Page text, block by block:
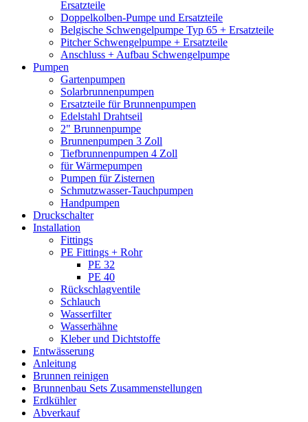
Ersatzteile
Doppelkolben-Pumpe und Ersatzteile
Belgische Schwengelpumpe Typ 65 + Ersatzteile
Pitcher Schwengelpumpe + Ersatzteile
Anschluss + Aufbau Schwengelpumpe
Pumpen
Gartenpumpen
Solarbrunnenpumpen
Ersatzteile für Brunnenpumpen
Edelstahl Drahtseil
2" Brunnenpumpe
Brunnenpumpen 3 Zoll
Tiefbrunnenpumpen 4 Zoll
für Wärmepumpen
Pumpen für Zisternen
Schmutzwasser-Tauchpumpen
Handpumpen
Druckschalter
Installation
Fittings
PE Fittings + Rohr
PE 32
PE 40
Rückschlagventile
Schlauch
Wasserfilter
Wasserhähne
Kleber und Dichtstoffe
Entwässerung
Anleitung
Brunnen reinigen
Brunnenbau Sets Zusammenstellungen
Erdkühler
Abverkauf